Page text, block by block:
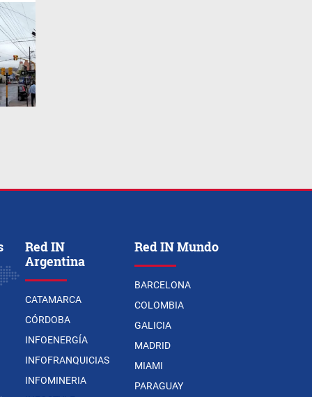
Red IN
Argentina
CATAMARCA
CÓRDOBA
INFOENERGÍA
INFOFRANQUICIAS
INFOMINERIA
Red IN Mundo
BARCELONA
COLOMBIA
GALICIA
MADRID
MIAMI
PARAGUAY